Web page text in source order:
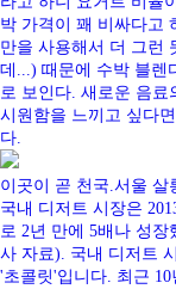
박 가격이 꽤 비싸다고
만을 사용해서 더 그런
데...) 때문에 수박 블렌
로 보인다. 새로운 음료
시원함을 느끼고 싶다
다.
이곳이 곧 천국.서울 살
국내 디저트 시장은
로 2년 만에 5배나 성
사 자료). 국내 디저트
'초콜릿'입니다. 최근